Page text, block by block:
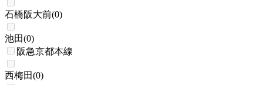
石橋阪大前(0)
池田(0)
阪急京都本線
西梅田(0)